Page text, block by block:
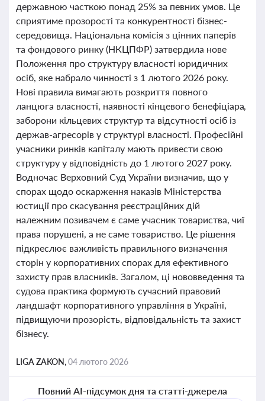
державною часткою понад 25% за певних умов. Це
сприятиме прозорості та конкурентності бізнес-
середовища. Національна комісія з цінних паперів
та фондового ринку (НКЦПФР) затвердила нове
Положення про структуру власності юридичних
осіб, яке набрало чинності з 1 лютого 2026 року.
Нові правила вимагають розкриття повного
ланцюга власності, наявності кінцевого бенефіціара,
заборони кільцевих структур та відсутності осіб із
держав-агресорів у структурі власності. Професійні
учасники ринків капіталу мають привести свою
структуру у відповідність до 1 лютого 2027 року.
Водночас Верховний Суд України визначив, що у
спорах щодо оскарження наказів Міністерства
юстиції про скасування реєстраційних дій
належним позивачем є саме учасник товариства, чиї
права порушені, а не саме товариство. Це рішення
підкреслює важливість правильного визначення
сторін у корпоративних спорах для ефективного
захисту прав власників. Загалом, ці нововведення та
судова практика формують сучасний правовий
ландшафт корпоративного управління в Україні,
підвищуючи прозорість, відповідальність та захист
бізнесу.
LIGA ZAKON,04 лютого 2026
Повний AI-підсумок дня та статті-джерела